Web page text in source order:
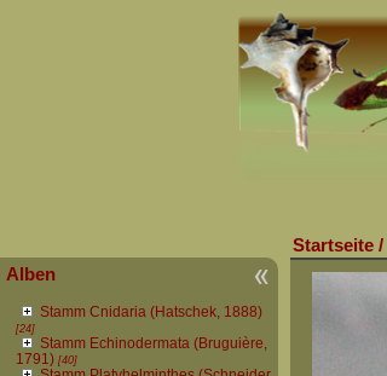
Alben
Stamm Cnidaria (Hatschek, 1888)
[24]
Stamm Echinodermata (Bruguière,
1791)[40]
Startseite /